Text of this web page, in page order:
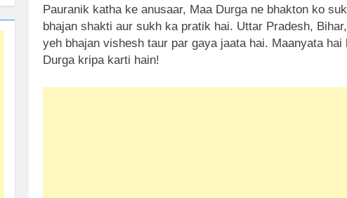
Pauranik katha ke anusaar, Maa Durga ne bhakton ko
bhajan shakti aur sukh ka pratik hai. Uttar Pradesh,
yeh bhajan vishesh taur par gaya jaata hai. Maanyata
Durga kripa karti hain!